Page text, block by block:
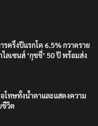
ครึ่งปีแรกโต 6.5% กวาดราย
ลเซนส์ ‘กุชชี่’ 50 ปี พร้อมส่ง
อโทษทั้งน้ำตาและแสดงความ
ชีวิต